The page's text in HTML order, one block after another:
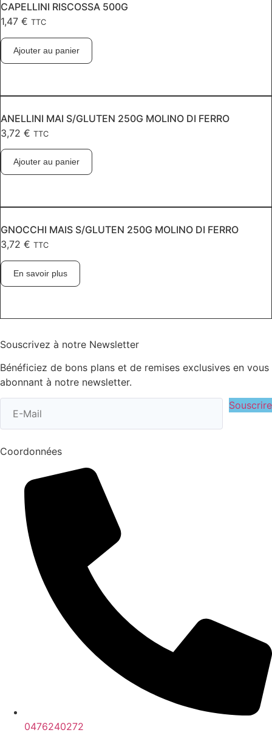
CAPELLINI RISCOSSA 500G
1,47 € TTC
Ajouter au panier
ANELLINI MAI S/GLUTEN 250G MOLINO DI FERRO
3,72 € TTC
Ajouter au panier
GNOCCHI MAIS S/GLUTEN 250G MOLINO DI FERRO
3,72 € TTC
En savoir plus
Souscrivez à notre Newsletter
Bénéficiez de bons plans et de remises exclusives en vous
abonnant à notre newsletter.
Souscrire
Coordonnées
0476240272